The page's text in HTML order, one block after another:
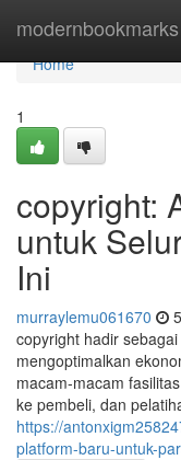
modernbookmarks
Home
Home
1
copyright:
untuk
Ini
murraylemu061670
copyright hadir
mengoptimalkan
macam-macam
ke pembeli, dan
https://
platform-baru-untuk-